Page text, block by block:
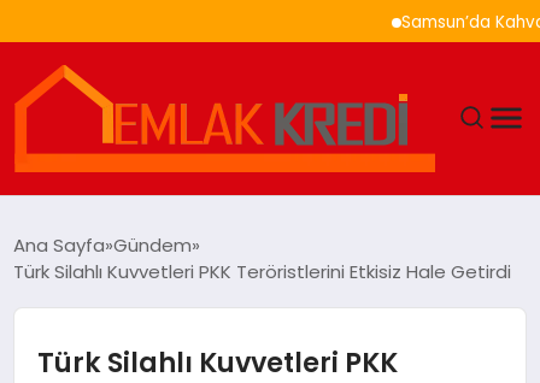
Samsun’da Kahvaltı
DÜNYA
Ana Sayfa Gündem
Türk Silahlı Kuvvetleri PKK Teröristlerini Etkisiz Hale Getirdi
Türk Silahlı Kuvvetleri PKK